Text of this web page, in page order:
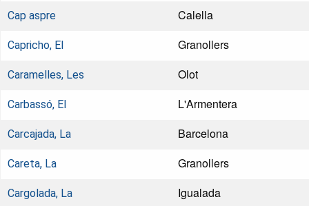
Cap aspre Calella
Capricho, El Granollers
Caramelles, Les Olot
Carbassó, El L'Armentera
Carcajada, La Barcelona
Careta, La Granollers
Cargolada, La Igualada